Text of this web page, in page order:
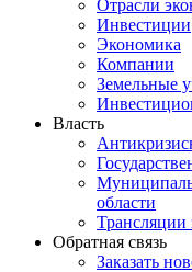
Отрасли
Инвестиции
Экономика
Компании
Земельные
Власть
области
Трансляции
Обратная связь
Заказать